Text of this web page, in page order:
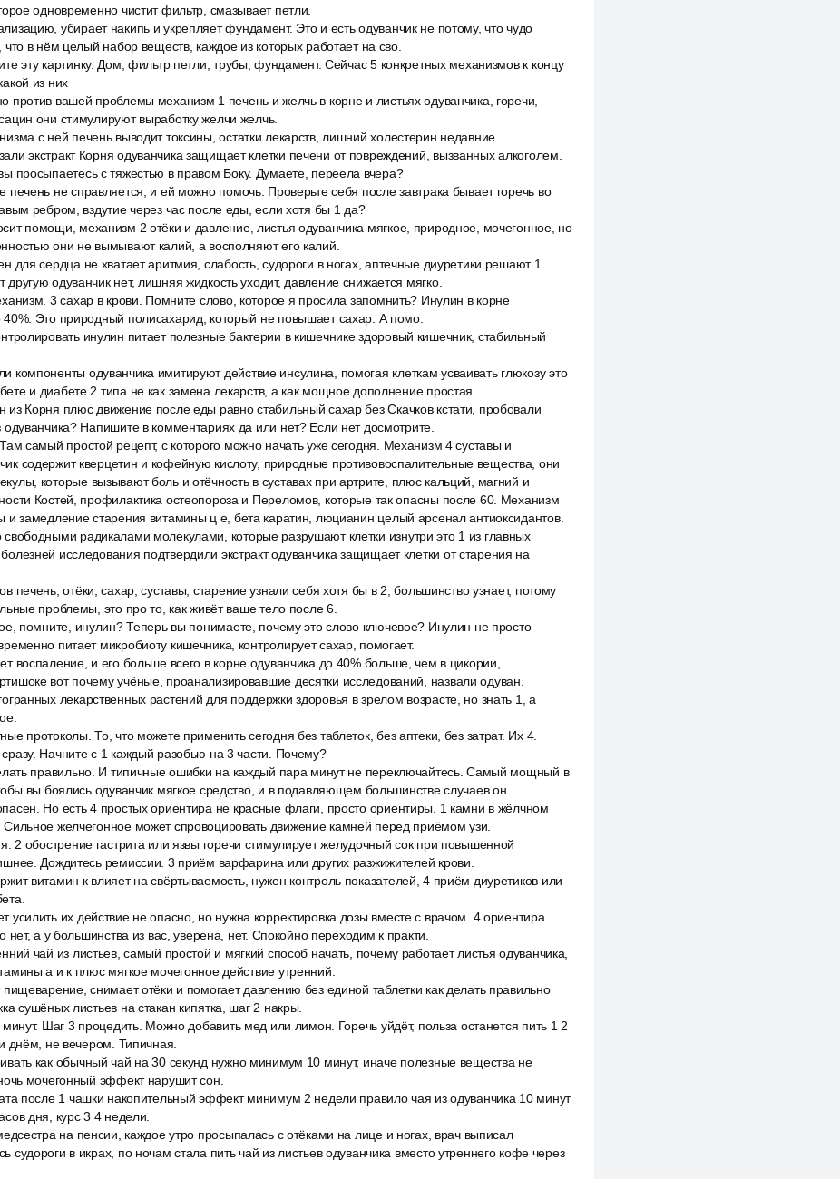
одновременно чистит фильтр, смазывает петли.
убирает накипь и укрепляет фундамент. Это и есть одуванчик не потому, что чудо
что в нём целый набор веществ, каждое из которых работает на сво.
эту картинку. Дом, фильтр петли, трубы, фундамент. Сейчас 5 конкретных механизмов к концу
из них
против вашей проблемы механизм 1 печень и желчь в корне и листьях одуванчика, горечи,
они стимулируют выработку желчи желчь.
с ней печень выводит токсины, остатки лекарств, лишний холестерин недавние
экстракт Корня одуванчика защищает клетки печени от повреждений, вызванных алкоголем.
просыпаетесь с тяжестью в правом Боку. Думаете, переела вчера?
не справляется, и ей можно помочь. Проверьте себя после завтрака бывает горечь во
ребром, вздутие через час после еды, если хотя бы 1 да?
помощи, механизм 2 отёки и давление, листья одуванчика мягкое, природное, мочегонное, но
они не вымывают калий, а восполняют его калий.
для сердца не хватает аритмия, слабость, судороги в ногах, аптечные диуретики решают 1
одуванчик нет, лишняя жидкость уходит, давление снижается мягко.
3 сахар в крови. Помните слово, которое я просила запомнить? Инулин в корне
40%. Это природный полисахарид, который не повышает сахар. А помо.
инулин питает полезные бактерии в кишечнике здоровый кишечник, стабильный
компоненты одуванчика имитируют действие инсулина, помогая клеткам усваивать глюкозу это
и диабете 2 типа не как замена лекарств, а как мощное дополнение простая.
Корня плюс движение после еды равно стабильный сахар без Скачков кстати, пробовали
одуванчика? Напишите в комментариях да или нет? Если нет досмотрите.
самый простой рецепт, с которого можно начать уже сегодня. Механизм 4 суставы и
содержит кверцетин и кофейную кислоту, природные противовоспалительные вещества, они
которые вызывают боль и отёчность в суставах при артрите, плюс кальций, магний и
Костей, профилактика остеопороза и Переломов, которые так опасны после 60. Механизм
и замедление старения витамины ц е, бета каратин, люцианин целый арсенал антиоксидантов.
радикалами молекулами, которые разрушают клетки изнутри это 1 из главных
исследования подтвердили экстракт одуванчика защищает клетки от старения на
печень, отёки, сахар, суставы, старение узнали себя хотя бы в 2, большинство узнает, потому
проблемы, это про то, как живёт ваше тело после 6.
помните, инулин? Теперь вы понимаете, почему это слово ключевое? Инулин не просто
питает микробиоту кишечника, контролирует сахар, помогает.
воспаление, и его больше всего в корне одуванчика до 40% больше, чем в цикории,
вот почему учёные, проанализировавшие десятки исследований, назвали одуван.
лекарственных растений для поддержки здоровья в зрелом возрасте, но знать 1, а
протоколы. То, что можете применить сегодня без таблеток, без аптеки, без затрат. Их 4.
Начните с 1 каждый разобью на 3 части. Почему?
правильно. И типичные ошибки на каждый пара минут не переключайтесь. Самый мощный в
вы боялись одуванчик мягкое средство, и в подавляющем большинстве случаев он
Но есть 4 простых ориентира не красные флаги, просто ориентиры. 1 камни в жёлчном
желчегонное может спровоцировать движение камней перед приёмом узи.
2 обострение гастрита или язвы горечи стимулирует желудочный сок при повышенной
Дождитесь ремиссии. 3 приём варфарина или других разжижителей крови.
витамин к влияет на свёртываемость, нужен контроль показателей, 4 приём диуретиков или
усилить их действие не опасно, но нужна корректировка дозы вместе с врачом. 4 ориентира.
нет, а у большинства из вас, уверена, нет. Спокойно переходим к практи.
чай из листьев, самый простой и мягкий способ начать, почему работает листья одуванчика,
а и к плюс мягкое мочегонное действие утренний.
пищеварение, снимает отёки и помогает давлению без единой таблетки как делать правильно
сушёных листьев на стакан кипятка, шаг 2 накры.
Шаг 3 процедить. Можно добавить мед или лимон. Горечь уйдёт, польза останется пить 1 2
днём, не вечером. Типичная.
как обычный чай на 30 секунд нужно минимум 10 минут, иначе полезные вещества не
мочегонный эффект нарушит сон.
после 1 чашки накопительный эффект минимум 2 недели правило чая из одуванчика 10 минут
дня, курс 3 4 недели.
на пенсии, каждое утро просыпалась с отёками на лице и ногах, врач выписал
судороги в икрах, по ночам стала пить чай из листьев одуванчика вместо утреннего кофе через